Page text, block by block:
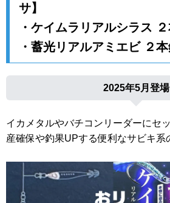
サ】
・ケイムラリアルシラス
・蓄光リアルアミエビ ２
2025年5月登場
イカメタルやバチコンリーダーにセ
産確保や釣果UPする便利なサビキ系